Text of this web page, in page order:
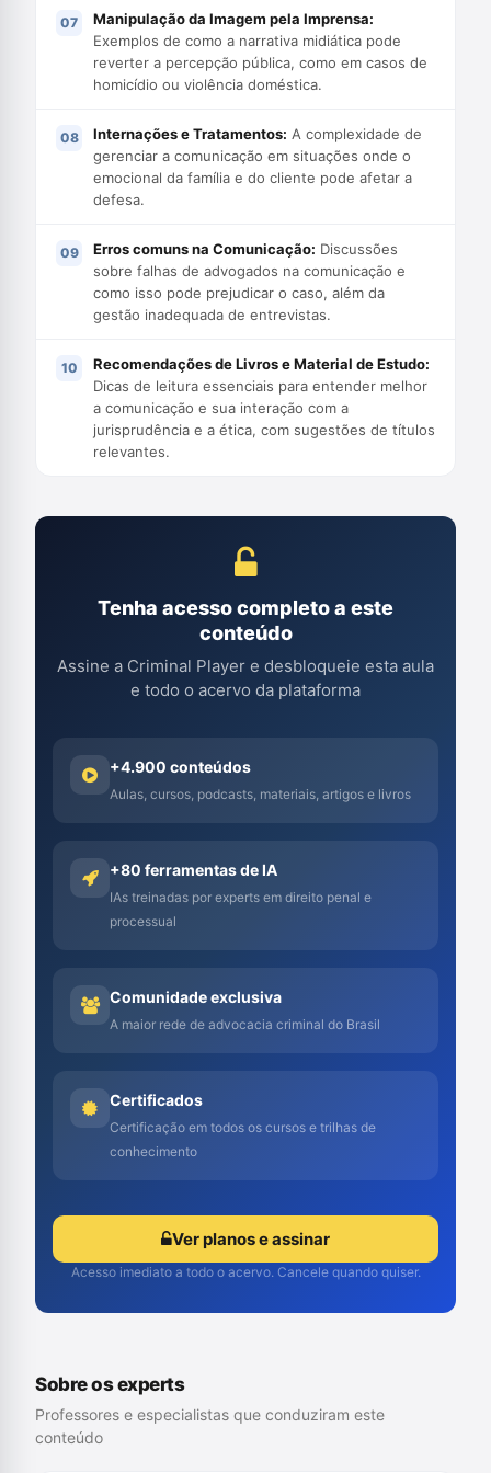
Manipulação da Imagem pela Imprensa:
Exemplos de como a narrativa midiática pode
reverter a percepção pública, como em casos de
homicídio ou violência doméstica.
Internações e Tratamentos: A complexidade de
gerenciar a comunicação em situações onde o
emocional da família e do cliente pode afetar a
defesa.
Erros comuns na Comunicação: Discussões
sobre falhas de advogados na comunicação e
como isso pode prejudicar o caso, além da
gestão inadequada de entrevistas.
Recomendações de Livros e Material de Estudo:
Dicas de leitura essenciais para entender melhor
a comunicação e sua interação com a
jurisprudência e a ética, com sugestões de títulos
relevantes.
Tenha acesso completo a este
conteúdo
Assine a Criminal Player e desbloqueie esta aula
e todo o acervo da plataforma
+4.900 conteúdos
Aulas, cursos, podcasts, materiais, artigos e livros
+80 ferramentas de IA
IAs treinadas por experts em direito penal e
processual
Comunidade exclusiva
A maior rede de advocacia criminal do Brasil
Certificados
Certificação em todos os cursos e trilhas de
conhecimento
Ver planos e assinar
Acesso imediato a todo o acervo. Cancele quando quiser.
Sobre os experts
Professores e especialistas que conduziram este
conteúdo